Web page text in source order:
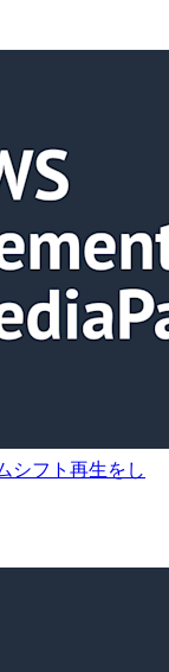
シフト再生をし